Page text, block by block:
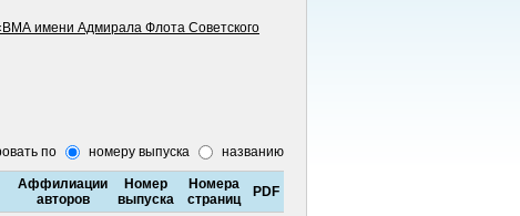
имени Адмирала Флота Советского
по
номеру выпуска названию
Аффилиации
авторов
Номер
выпуска
Номера
страниц
PDF